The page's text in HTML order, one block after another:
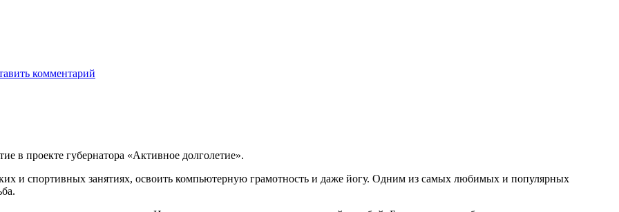
комментарий
в проекте губернатора «Активное долголетие».
и спортивных занятиях, освоить компьютерную грамотность и даже йогу. Одним из самых любимых и популярных